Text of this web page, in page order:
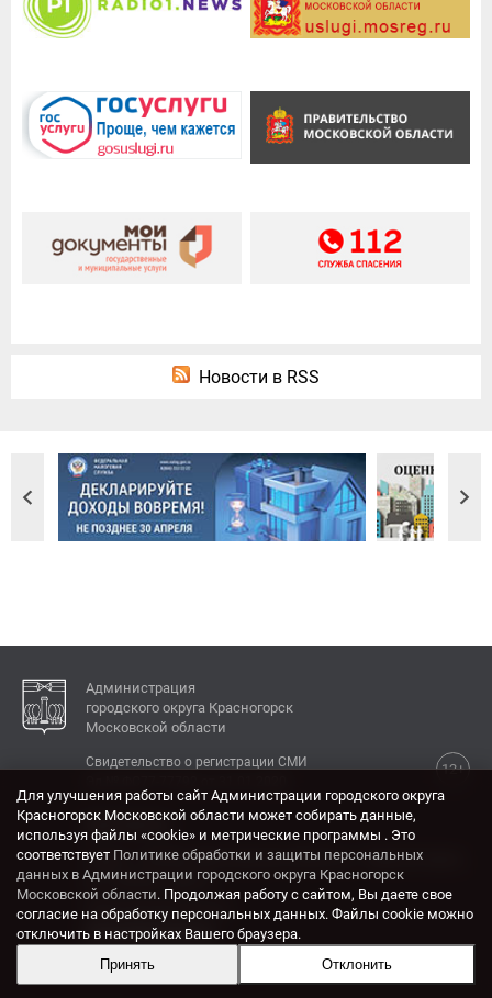
Новости в RSS
Администрация
городского округа Красногорск
Московской области
12+
Свидетельство о регистрации СМИ
КОНТАКТЫ
Адрес: 143404, Московская область, г. Красногорск,
ул. Ленина, дом 4.
Электронная почта:
krasrn@mosreg.ru
Разработка и поддержка сайта ADN
Для улучшения работы сайт Администрации городского округа
Красногорск Московской области может собирать данные,
используя файлы «cookie» и метрические программы . Это
соответствует Политике обработки и защиты персональных
данных в Администрации городского округа Красногорск
Московской области. Продолжая работу с сайтом, Вы даете свое
согласие на обработку персональных данных. Файлы cookie можно
отключить в настройках Вашего браузера.
Принять
Отклонить